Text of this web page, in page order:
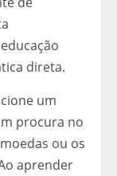
direta.
um
procura no
ou os
aprender